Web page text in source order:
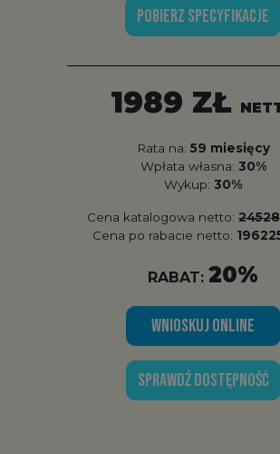
POBIERZ SPECYFIKACJE
1989 ZŁ
Rata na: 59 miesięcy
Wpłata własna: 30%
Wykup: 30%
Cena katalogowa netto:
Cena po rabacie netto:
RABAT: 20%
WNIOSKUJ ONLINE
SPRAWDŹ DOSTĘPNOŚĆ